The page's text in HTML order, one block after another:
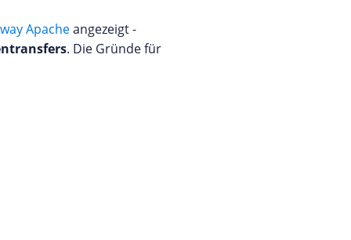
Apacheangezeigt -
. Die Gründe für